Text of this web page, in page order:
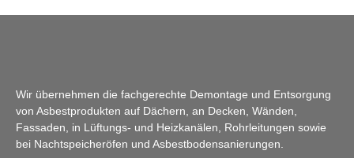
Wir übernehmen die fachgerechte Demontage und Entsorgung
von Asbestprodukten auf Dächern, an Decken, Wänden,
Fassaden, in Lüftungs- und Heizkanälen, Rohrleitungen sowie
bei Nachtspeicheröfen und Asbestbodensanierungen.